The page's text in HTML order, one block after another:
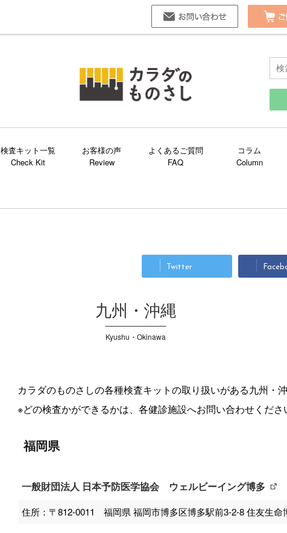
お問い合わせ
検査キット一覧 お客様の声 よくあるご質問 コラム
Twitter
九州・沖縄
Kyushu・Okinawa
カラダのものさしの各種検査キットの取り扱いがある九州・
※どの検査かができるかは、各健診施設へお問い合わせくださ
福岡県
一般財団法人 日本予防医学協会 ウェルビーイング博多
住所：〒812-0011 福岡県 福岡市博多区博多駅前3-2-8 住友生命